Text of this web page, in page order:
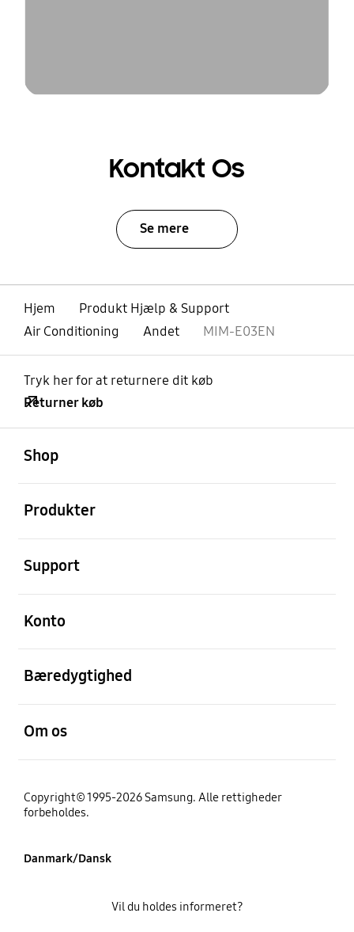
Kontakt Os
Se mere
Hjem
Produkt Hjælp & Support
Air Conditioning
Andet MIM-E03EN
Tryk her for at returnere dit køb
Returner køb
Shop
Produkter
Support
Konto
Bæredygtighed
Om os
Copyright© 1995-2026 Samsung. Alle rettigheder
forbeholdes.
Danmark/Dansk
Vil du holdes informeret?